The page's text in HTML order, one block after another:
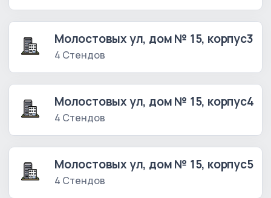
Молостовых ул, дом № 15, корпус3
4 Стендов
Молостовых ул, дом № 15, корпус4
4 Стендов
Молостовых ул, дом № 15, корпус5
4 Стендов